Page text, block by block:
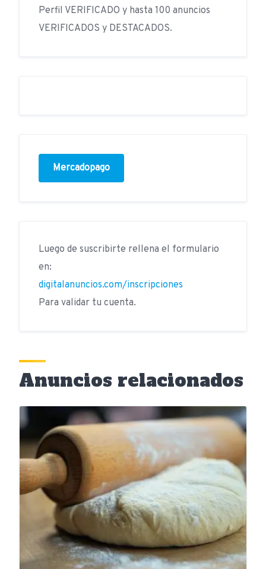
Perfil VERIFICADO y hasta 100 anuncios
VERIFICADOS y DESTACADOS.
Mercadopago
Luego de suscribirte rellena el formulario
en:
digitalanuncios.com/inscripciones
Para validar tu cuenta.
Anuncios relacionados